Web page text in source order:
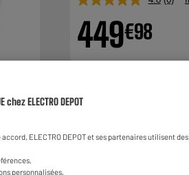
Lire
la
449€98
Dont3€80
UN CRÉDIT VOUS
CAPACITÉS DE
chez ELECTRO DEPOT
ELECTRO DEPOT et ses partenaires utilisent
personnalisées,